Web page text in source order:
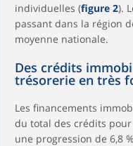
individuelles (figure 2).
passant dans la région
moyenne nationale.
Des crédits
trésorerie en très
Les financements
du total des crédits pour
une progression de 6,8